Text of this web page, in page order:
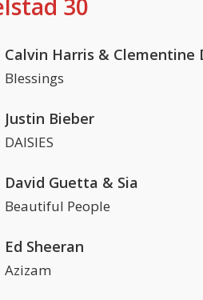
30
Calvin Harris & Clementine
Blessings
Justin Bieber
DAISIES
David Guetta & Sia
Beautiful People
Ed Sheeran
Azizam